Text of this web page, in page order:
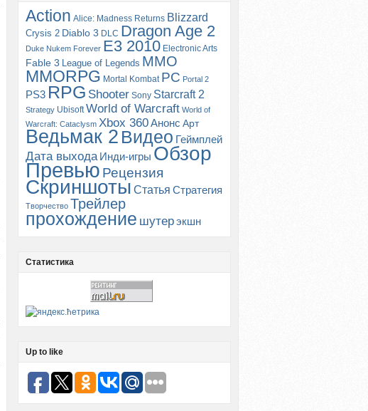
Action Alice: Madness Returns Blizzard
Crysis 2 Diablo 3 DLC Dragon Age 2
Duke Nukem Forever E3 2010 Electronic Arts
Fable 3 League of Legends MMO
MMORPG Mortal Kombat PC Portal 2
PS3 RPG Shooter Sony Starcraft 2
Strategy Ubisoft World of Warcraft World of
Warcraft: Cataclysm Xbox 360Анонс Арт
Ведьмак 2 Видео Геймплей
Дата выхода Инди-игры Обзор
Превью Рецензия
Скриншоты Статья Стратегия
Творчество Трейлер
прохождение шутерэкшн
Статистика
Up to like